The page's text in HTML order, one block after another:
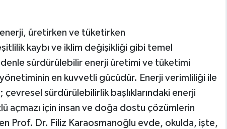
enerji, üretirken ve tüketirken
kaybı ve iklim değişikliği gibi temel
sürdürülebilir enerji üretimi ve tüketimi
en kuvvetli gücüdür. Enerji verimliliği ile
sürdürülebilirlik başlıklarındaki enerji
açmazı için insan ve doğa dostu çözümlerin
Prof. Dr. Filiz Karaosmanoğlu evde, okulda, işte,